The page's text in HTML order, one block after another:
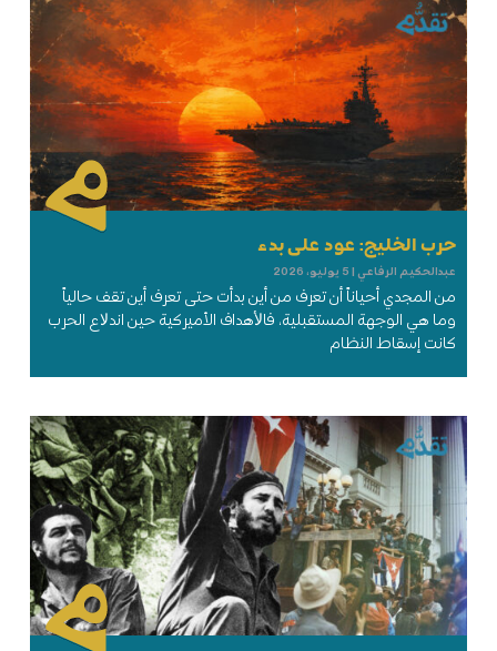
حرب الخليج: عود على بدء
عبدالحكيم الرفاعي 5 يوليو، 2026
من المجدي أحياناً أن تعرف من أين بدأت حتى تعرف أين تقف حالياً
وما هي الوجهة المستقبلية، فاﻷهداف الأميركية حين اندﻻع الحرب
كانت إسقاط النظام